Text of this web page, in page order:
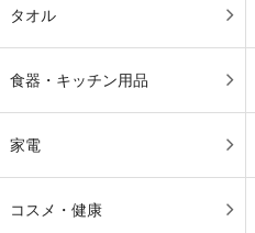
タオル
食器・キッチン用品
家電
コスメ・健康